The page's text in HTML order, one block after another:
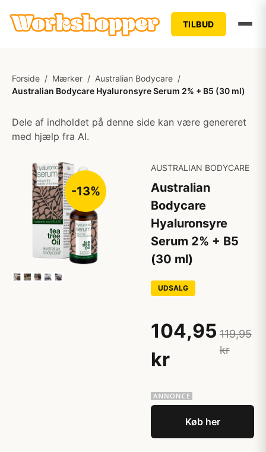
TILBUD
Forside / Mærker / Australian Bodycare /
Australian Bodycare Hyaluronsyre Serum 2% + B5 (30 ml)
Dele af indholdet på denne side kan være genereret
med hjælp fra AI.
-13%
AUSTRALIAN BODYCARE
Australian
Bodycare
Hyaluronsyre
Serum 2% + B5
(30 ml)
UDSALG
104,95
kr
119,95
kr
Køb her